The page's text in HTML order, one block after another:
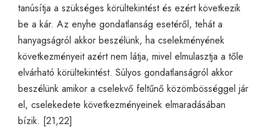
tanúsítja a szükséges körültekintést és ezért következik
be a kár. Az enyhe gondatlanság esetéről, tehát a
hanyagságról akkor beszélünk, ha cselekményének
következményeit azért nem látja, mivel elmulasztja a tőle
elvárható körültekintést. Súlyos gondatlanságról akkor
beszélünk amikor a cselekvő feltűnő közömbösséggel jár
el, cselekedete következményeinek elmaradásában
bízik. [21,22]